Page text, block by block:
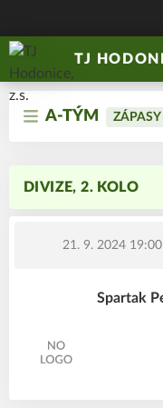
TJ
A-TÝM ZÁPASY
DIVIZE, 2. KOLO
21. 9. 2024 19:00
Spartak